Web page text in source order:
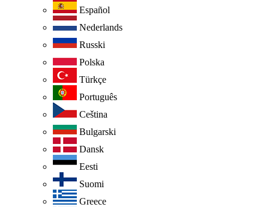
Español
Nederlands
Russki
Polska
Türkçe
Português
Ceština
Bulgarski
Dansk
Eesti
Suomi
Greece